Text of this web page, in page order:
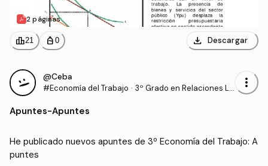
2 páginas
leaderboard21 personal_bag 0 download Descargar
@Ceba
#Economía del Trabajo · 3º Grado en Relaciones La
more_vert
Apuntes-Apuntes
He publicado nuevos apuntes de 3º Economía del Trabajo: A
puntes